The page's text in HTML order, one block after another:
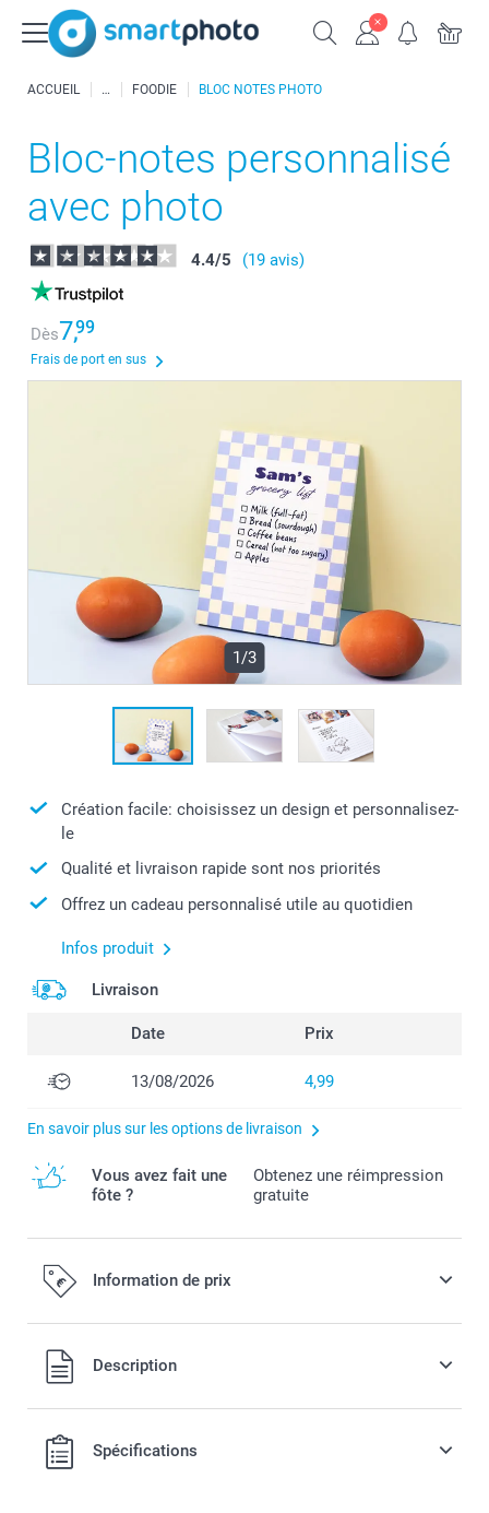
ACCUEIL FOODIE BLOC NOTES PHOTO
Bloc-notes personnalisé
avec photo
4.4/5 (19 avis)
Dès7,99
Frais de port en sus
1/3
Création facile: choisissez un design et personnalisez-
le
Qualité et livraison rapide sont nos priorités
Offrez un cadeau personnalisé utile au quotidien
Infos produit
Livraison
Date Prix
13/08/2026 4,99
En savoir plus sur les options de livraison
Vous avez fait une
fôte ?
Obtenez une réimpression
gratuite
Information de prix
Tous les prix sont en EURO (€), TVA incluse et hors frais de
port.
Description
Spécifications